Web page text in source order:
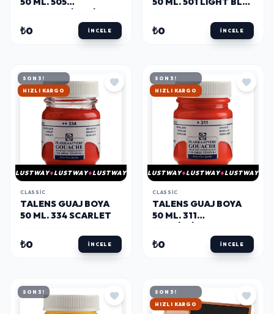
₺0 İNCELE ₺0 İNCELE
SON 3!
HIZLI KARGO
LUSTWAY LUSTWAY LUSTWAY
CLASSIC
TALENS GUAJ BOYA
50 ML. 334 SCARLET
₺0 İNCELE
SON 3!
HIZLI KARGO
LUSTWAY LUSTWAY LUSTWAY
CLASSIC
TALENS GUAJ BOYA
50 ML. 311
₺0 İNCELE
SON 3!
SON 3!
HIZLI KARGO